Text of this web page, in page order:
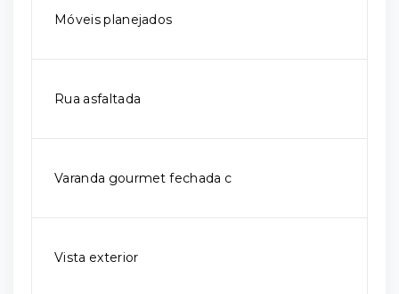
Móveis planejados
Rua asfaltada
Varanda gourmet fechada c
Vista exterior